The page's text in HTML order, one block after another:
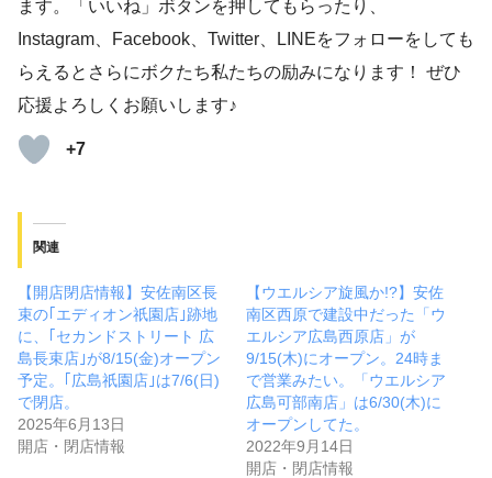
ます。「いいね」ボタンを押してもらったり、
Instagram、Facebook、Twitter、LINEをフォローをしても
らえるとさらにボクたち私たちの励みになります！ ぜひ
応援よろしくお願いします♪
+7
関連
【開店閉店情報】安佐南区長
束の｢エディオン祇園店｣跡地
に、｢セカンドストリート 広
島長束店｣が8/15(金)オープン
予定。｢広島祇園店｣は7/6(日)
で閉店。
2025年6月13日
開店・閉店情報
【ウエルシア旋風か!?】安佐
南区西原で建設中だった「ウ
エルシア広島西原店」が
9/15(木)にオープン。24時ま
で営業みたい。「ウエルシア
広島可部南店」は6/30(木)に
オープンしてた。
2022年9月14日
開店・閉店情報